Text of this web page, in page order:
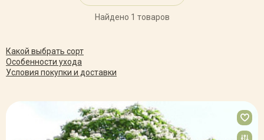
Найдено 1 товаров
Какой выбрать сорт
Особенности ухода
Условия покупки и доставки